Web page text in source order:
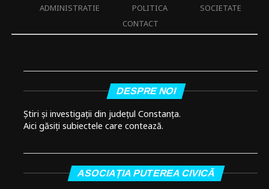
ADMINISTRATIE
POLITICA
SOCIETATE
CONTACT
DESPRE NOI
Știri și investigații din județul Constanța.
Aici găsiți subiectele care contează.
ASOCIAȚIA PUTEREA CIVICĂ